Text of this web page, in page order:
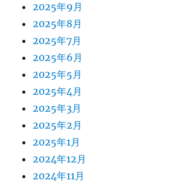
2025年9月
2025年8月
2025年7月
2025年6月
2025年5月
2025年4月
2025年3月
2025年2月
2025年1月
2024年12月
2024年11月